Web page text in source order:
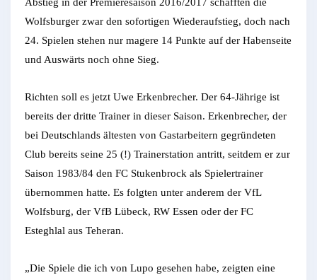
Wolfsburger zwar den sofortigen Wiederaufstieg, doch nach
24. Spielen stehen nur magere 14 Punkte auf der Habenseite
und Auswärts noch ohne Sieg.
Richten soll es jetzt Uwe Erkenbrecher. Der 64-Jährige ist
bereits der dritte Trainer in dieser Saison. Erkenbrecher, der
bei Deutschlands ältesten von Gastarbeitern gegründeten
Club bereits seine 25 (!) Trainerstation antritt, seitdem er zur
Saison 1983/84 den FC Stukenbrock als Spielertrainer
übernommen hatte. Es folgten unter anderem der VfL
Wolfsburg, der VfB Lübeck, RW Essen oder der FC
Esteghlal aus Teheran.
„Die Spiele die ich von Lupo gesehen habe, zeigten eine